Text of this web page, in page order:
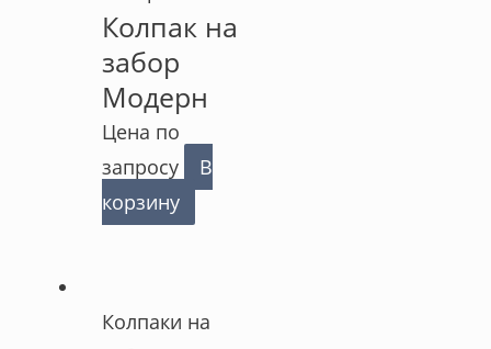
Колпак на
забор
Модерн
Цена по
запросу
В
корзину
Колпаки на